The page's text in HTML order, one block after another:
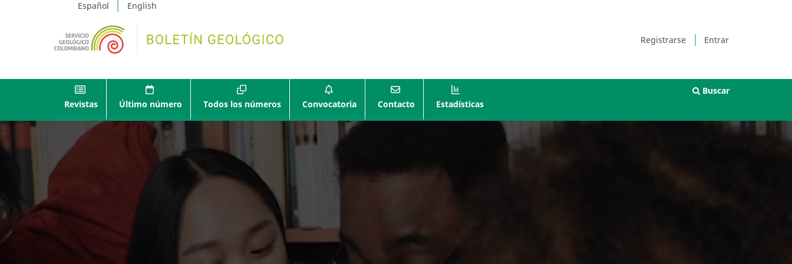
Español English
Registrarse Entrar
Revistas Último número Todos los números Convocatoria Contacto Estadísticas
Buscar